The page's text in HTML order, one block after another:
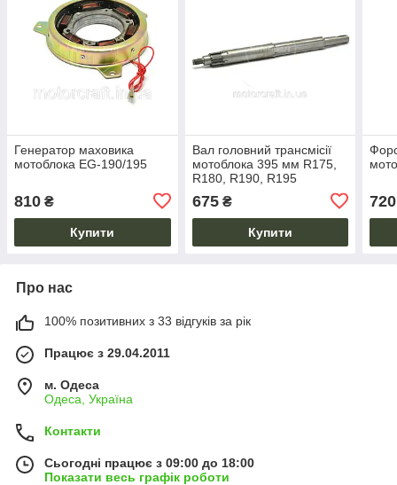
Генератор маховика
мотоблока EG-190/195
810 ₴
Купити
Вал головний трансмісії
мотоблока 395 мм R175,
R180, R190, R195
675₴
Купити
720
Про нас
100% позитивних з 33 відгуків за рік
Працює з 29.04.2011
м. Одеса
Одеса, Україна
Контакти
Сьогодні працює з 09:00 до 18:00
Показати весь графік роботи